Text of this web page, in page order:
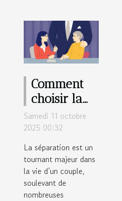
Comment
choisir la
meilleure
option
juridique
lors d'une
séparation
?
Samedi 11 octobre
2025 00:32
La séparation est un
tournant majeur dans
la vie d’un couple,
soulevant de
nombreuses